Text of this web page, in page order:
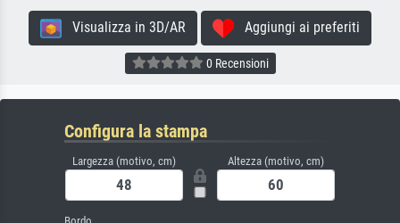
Visualizza in 3D/AR Aggiungi ai preferiti
0 Recensioni
Configura la stampa
Largezza (motivo, cm) Altezza (motivo, cm)